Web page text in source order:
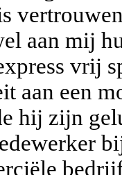
aan mij
vrij
aan een
hij zijn